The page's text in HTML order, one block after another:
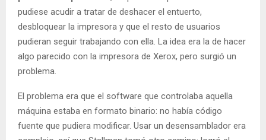
pudiese acudir a tratar de deshacer el entuerto,
desbloquear la impresora y que el resto de usuarios
pudieran seguir trabajando con ella. La idea era la de hacer
algo parecido con la impresora de Xerox, pero surgió un
problema.
El problema era que el software que controlaba aquella
máquina estaba en formato binario: no había código
fuente que pudiera modificar. Usar un desensamblador era